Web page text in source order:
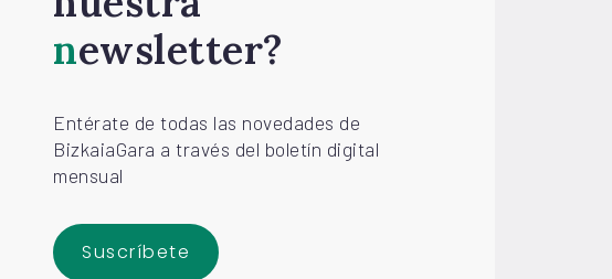
newsletter?
Entérate de todas las novedades de
BizkaiaGara a través del boletín digital
mensual
Suscríbete